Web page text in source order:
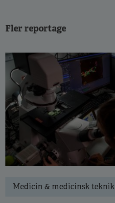
Fler reportage
Medicin & medicinsk teknik